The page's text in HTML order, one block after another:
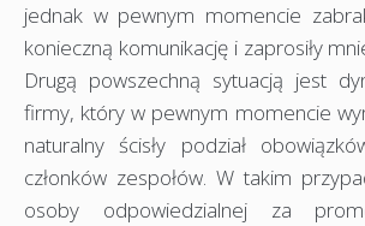
jednak w pewnym momencie
konieczną komunikację i zaprosiły
Drugą powszechną sytuacją jest
firmy, który w pewnym momencie
naturalny ścisły podział
członków zespołów. W takim
osoby odpowiedzialnej za